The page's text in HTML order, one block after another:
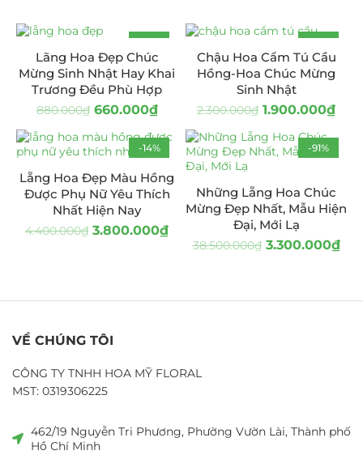
-25%
HOT
Lãng Hoa Đẹp Chúc
Mừng Sinh Nhật Hay Khai
Trương Đều Phù Hợp
880.000₫ 660.000₫
-17%
Chậu Hoa Cẩm Tú Cầu
Hồng-Hoa Chúc Mừng
Sinh Nhật
2.300.000₫ 1.900.000₫
-14%
Lẵng Hoa Đẹp Màu Hồng
Được Phụ Nữ Yêu Thích
Nhất Hiện Nay
4.400.000₫ 3.800.000₫
-91%
Những Lẵng Hoa Chúc
Mừng Đẹp Nhất, Mẫu Hiện
Đại, Mới Lạ
38.500.000₫ 3.300.000₫
VỀ CHÚNG TÔI
CÔNG TY TNHH HOA MỸ FLORAL
MST: 0319306225
462/19 Nguyễn Tri Phương, Phường Vườn Lài, Thành phố
Hồ Chí Minh